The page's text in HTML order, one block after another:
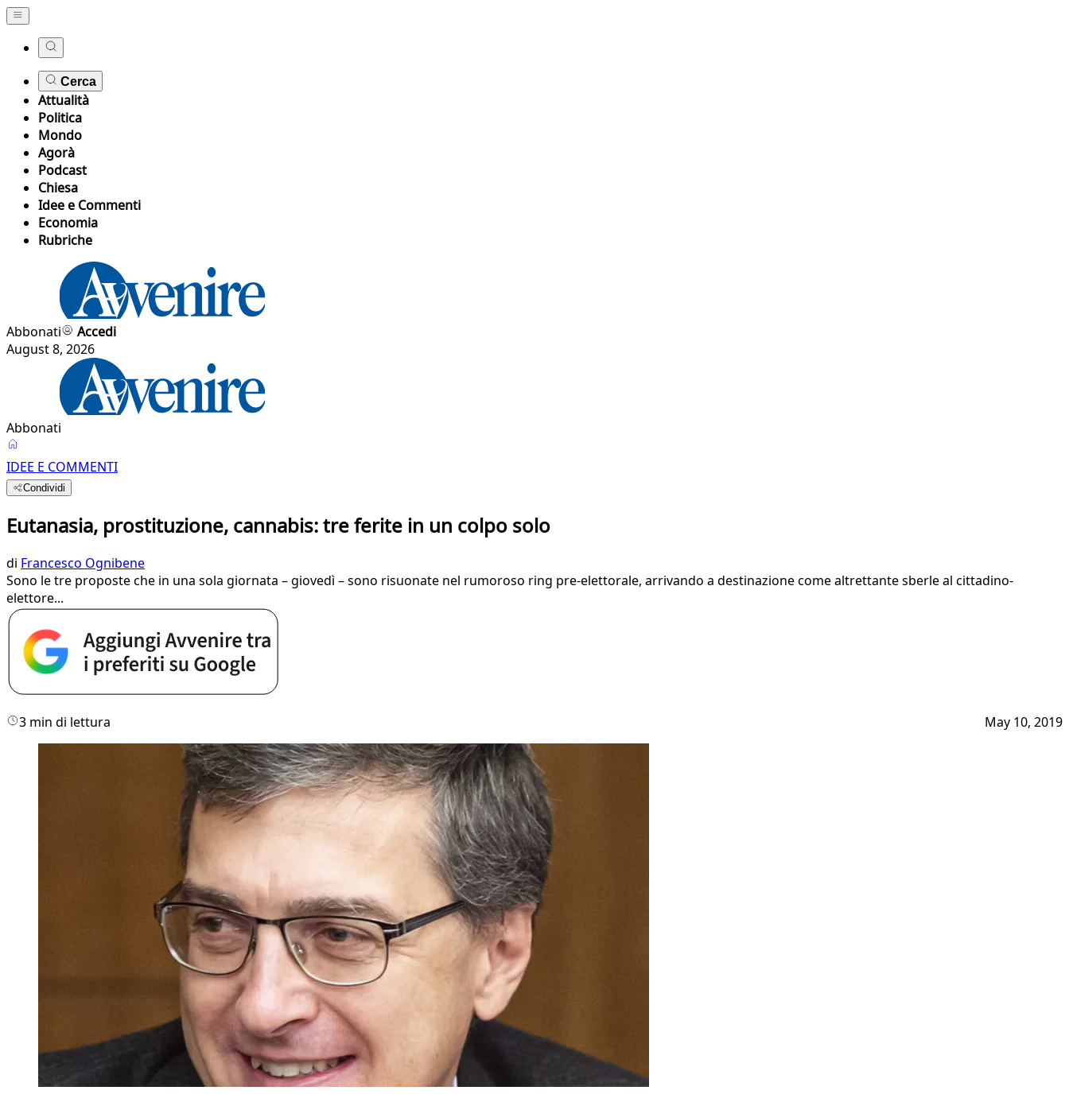
Cerca
Attualità
Politica
Mondo
Agorà
Podcast
Chiesa
Idee e Commenti
Economia
Rubriche
Abbonati
Accedi
August 8, 2026
Abbonati
IDEE E COMMENTI
Condividi
Eutanasia, prostituzione, cannabis: tre ferite in un colpo solo
di Francesco Ognibene
Sono le tre proposte che in una sola giornata – giovedì – sono risuonate nel rumoroso ring pre-elettorale, arrivando a destinazione come altrettante sberle al cittadino-
elettore...
3 min di lettura May 10, 2019